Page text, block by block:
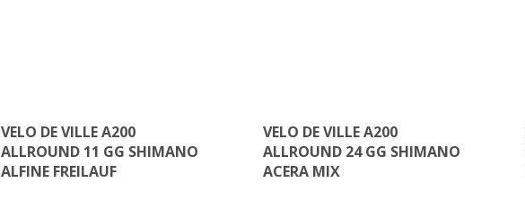
VELO DE VILLE A200
ALLROUND 11 GG SHIMANO
ALFINE FREILAUF
VELO DE VILLE A200
ALLROUND 24 GG SHIMANO
ACERA MIX